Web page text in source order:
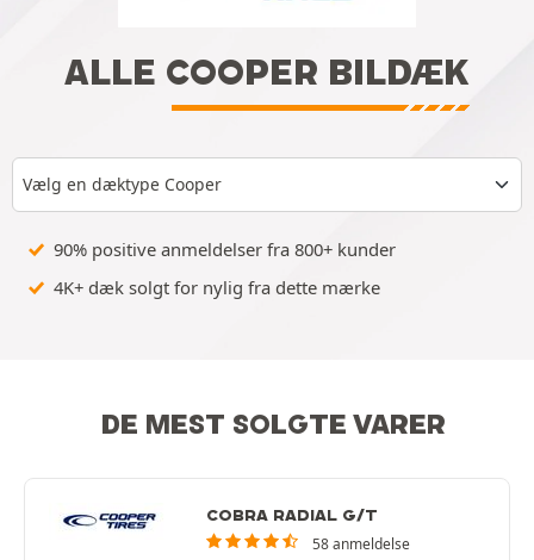
ALLE COOPER BILDÆK
Vælg en dæktype Cooper
90% positive anmeldelser fra 800+ kunder
4K+ dæk solgt for nylig fra dette mærke
DE MEST SOLGTE VARER
COBRA RADIAL G/T
58 anmeldelse